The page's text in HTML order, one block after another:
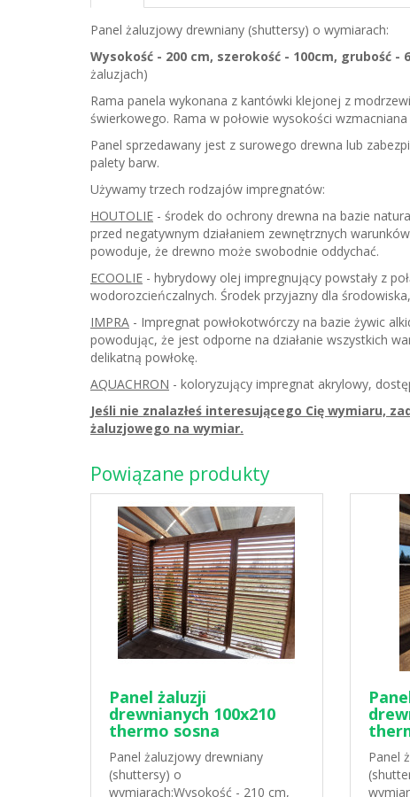
Panel żaluzjowy drewniany (shuttersy) o wymiarach:
Wysokość - 200 cm, szerokość - 100cm, grubość -
żaluzjach)
Rama panela wykonana z kantówki klejonej z
świerkowego. Rama w połowie wysokości
Panel sprzedawany jest z surowego drewna lub
palety barw.
Używamy trzech rodzajów impregnatów:
HOUTOLIE - środek do ochrony drewna na bazie
przed negatywnym działaniem zewnętrznych
powoduje, że drewno może swobodnie oddychać.
ECOOLIE - hybrydowy olej impregnujący powstały z
wodorozcieńczalnych. Środek przyjazny dla
IMPRA - Impregnat powłokotwórczy na bazie żywic
powodując, że jest odporne na działanie wszystkich
delikatną powłokę.
AQUACHRON - koloryzujący impregnat akrylowy,
Jeśli nie znalazłeś interesującego Cię wymiaru,
żaluzjowego na wymiar.
Powiązane produkty
Panel żaluzji
drewnianych 100x210
thermo sosna
Panel żaluzjowy drewniany
(shuttersy) o
wymiarach:Wysokość - 210 cm,
Panel